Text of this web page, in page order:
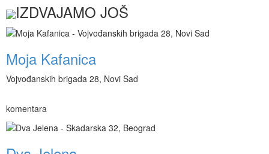
IZDVAJAMO JOŠ
Moja Kafanica
Vojvođanskih brigada 28, Novi Sad
komentara